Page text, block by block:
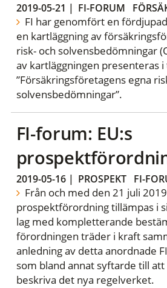
2019-05-21 | FI-FORUM
FI har genomfört en
en kartläggning av
risk- och solvensbedömningar
av kartläggningen presenteras
”Försäkringsföretagens egna
solvensbedömningar”.
FI-forum: EU:s
2019-05-16| PROSPEKT FI-
Från och med den 21 juli
prospektförordning tillämpas i
lag med kompletterande
förordningen träder i kraft
anledning av detta anordnade
som bland annat syftarde till
beskriva det nya regelverket.